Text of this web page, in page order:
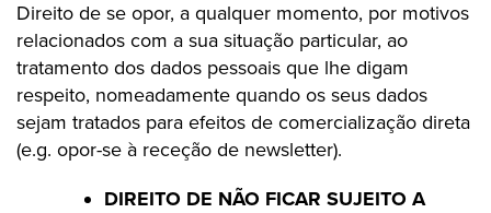
Direito de se opor, a qualquer momento, por motivos
relacionados com a sua situação particular, ao
tratamento dos dados pessoais que lhe digam
respeito, nomeadamente quando os seus dados
sejam tratados para efeitos de comercialização direta
(e.g. opor-se à receção de newsletter).
DIREITO DE NÃO FICAR SUJEITO A